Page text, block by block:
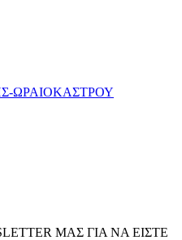
ΩΡΑΙΟΚΑΣΤΡΟΥ
ΜΑΣ ΓΙΑ ΝΑ ΕΙΣΤΕ